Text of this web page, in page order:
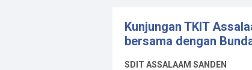
Kunjungan TKIT
bersama dengan
SDIT ASSALAAM SANDEN